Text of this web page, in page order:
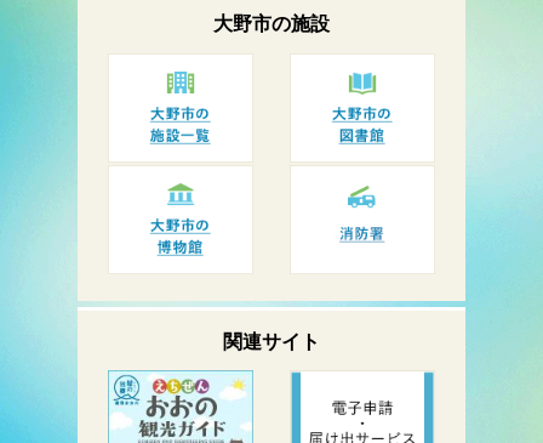
大野市の施設
関連サイト